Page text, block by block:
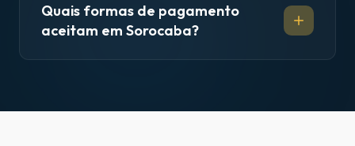
Quais formas de pagamento
aceitam em Sorocaba?